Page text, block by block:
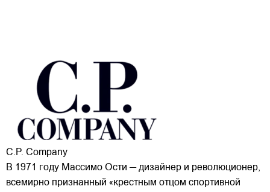
C.P. Company
В 1971 году Массимо Ости — дизайнер и революционер,
всемирно признанный «крестным отцом спортивной